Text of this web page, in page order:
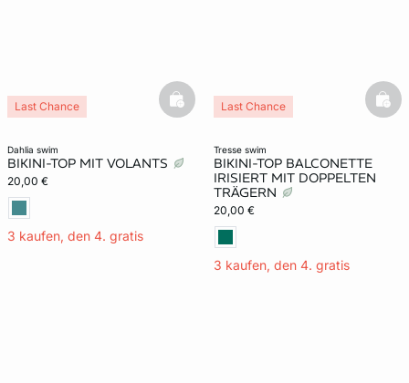
dahlia swim
BIKINI-TOP MIT VOLANTS
20,00 €
3 kaufen, den 4. gratis
Last Chance basketfull
tresse swim
BIKINI-TOP BALCONETTE
IRISIERT MIT DOPPELTEN
TRÄGERN
20,00 €
3 kaufen, den 4. gratis
Last Chance